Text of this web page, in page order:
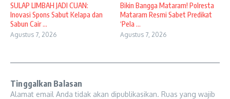
SULAP LIMBAH JADI CUAN:
Inovasi Spons Sabut Kelapa dan
Sabun Cair ...
Agustus 7, 2026
Bikin Bangga Mataram! Polresta
Mataram Resmi Sabet Predikat
‘Pela ...
Agustus 7, 2026
Tinggalkan Balasan
Alamat email Anda tidak akan dipublikasikan. Ruas yang wajib